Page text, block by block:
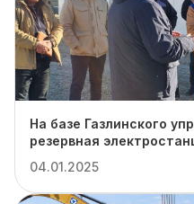
На базе Газлинского
резервная
04.01.2025